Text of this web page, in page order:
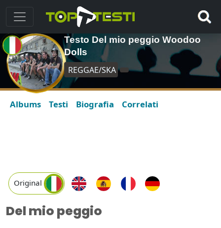
Testo Del mio peggio Woodoo
Dolls
REGGAE/SKA
Albums Testi Biografia Correlati
Original
Del mio peggio